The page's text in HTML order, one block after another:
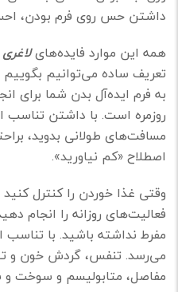
داشتن حس روی فرم بودن،
همه این موارد فایده‌های
تعریف ساده می‌توانیم
به فرم ایده‌آل بدن شما برای
روزمره است. با داشتن تناسب
مسافت‌های طولانی بدوید،
اصطلاح «کم نیاورید».
وقتی غذا خوردن را کنترل
فعالیت‌های روزانه را
مفرط نداشته باشید. با تناسب
می‌رسد. تنفس، گردش خون و
مفاصل، متابولیسم و سوخت